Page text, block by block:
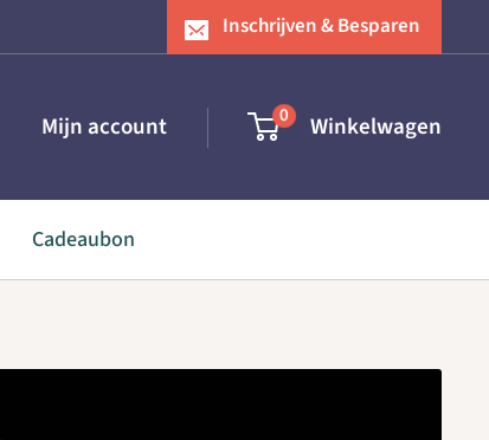
Inschrijven & Besparen
Mijn account 0 Winkelwagen
Cadeaubon